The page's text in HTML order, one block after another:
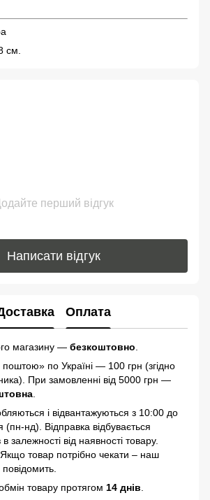
см.
перший відгук
Написати відгук
Оплата
магазину — безкоштовно
по Україні — 100 грн (згідно
При замовленні від 5000 грн —
і відвантажуються з 10:00 до
нд). Відправка відбувається
залежності від наявності товару.
товар потрібно чекати – наш
товару протягом 14 днів